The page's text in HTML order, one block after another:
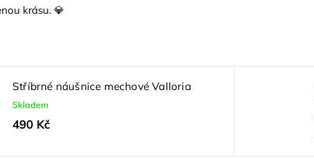
krásu. 💎
Stříbrné náušnice mechové Valloria
Skladem
490 Kč